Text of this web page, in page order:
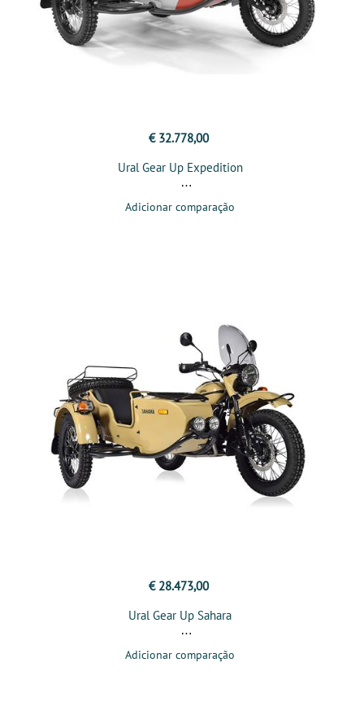
€ 32.778,00
Ural Gear Up Expedition
Adicionar comparação
€ 28.473,00
Ural Gear Up Sahara
Adicionar comparação